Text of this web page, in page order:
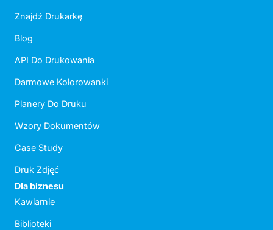
Znajdź Drukarkę
Blog
API Do Drukowania
Darmowe Kolorowanki
Planery Do Druku
Wzory Dokumentów
Case Study
Druk Zdjęć
Dla biznesu
Kawiarnie
Biblioteki